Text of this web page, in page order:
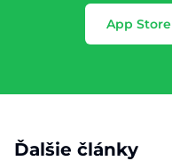
App Store
Ďalšie články